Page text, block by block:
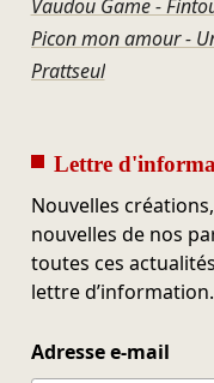
Vaudou Game -
Picon mon amour -
Prattseul
Lettre
Nouvelles
nouvelles de nos
toutes ces
lettre
Adresse e-mail